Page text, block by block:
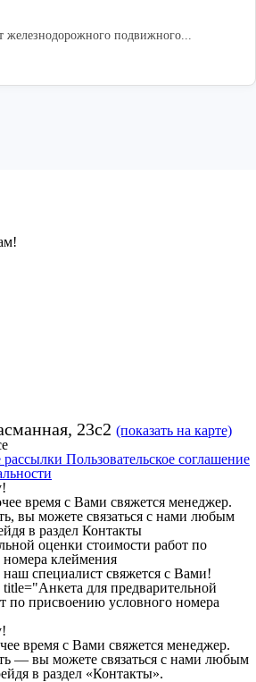
железнодорожного подвижного...
23с2 (показать на карте)
рассылки Пользовательское соглашение
время с Вами свяжется менеджер.
вы можете связаться с нами любым
в раздел Контакты
оценки стоимости работ по
клеймения
специалист свяжется с Вами!
для предварительной
по присвоению условного номера
время с Вами свяжется менеджер.
— вы можете связаться с нами любым
в раздел «Контакты».